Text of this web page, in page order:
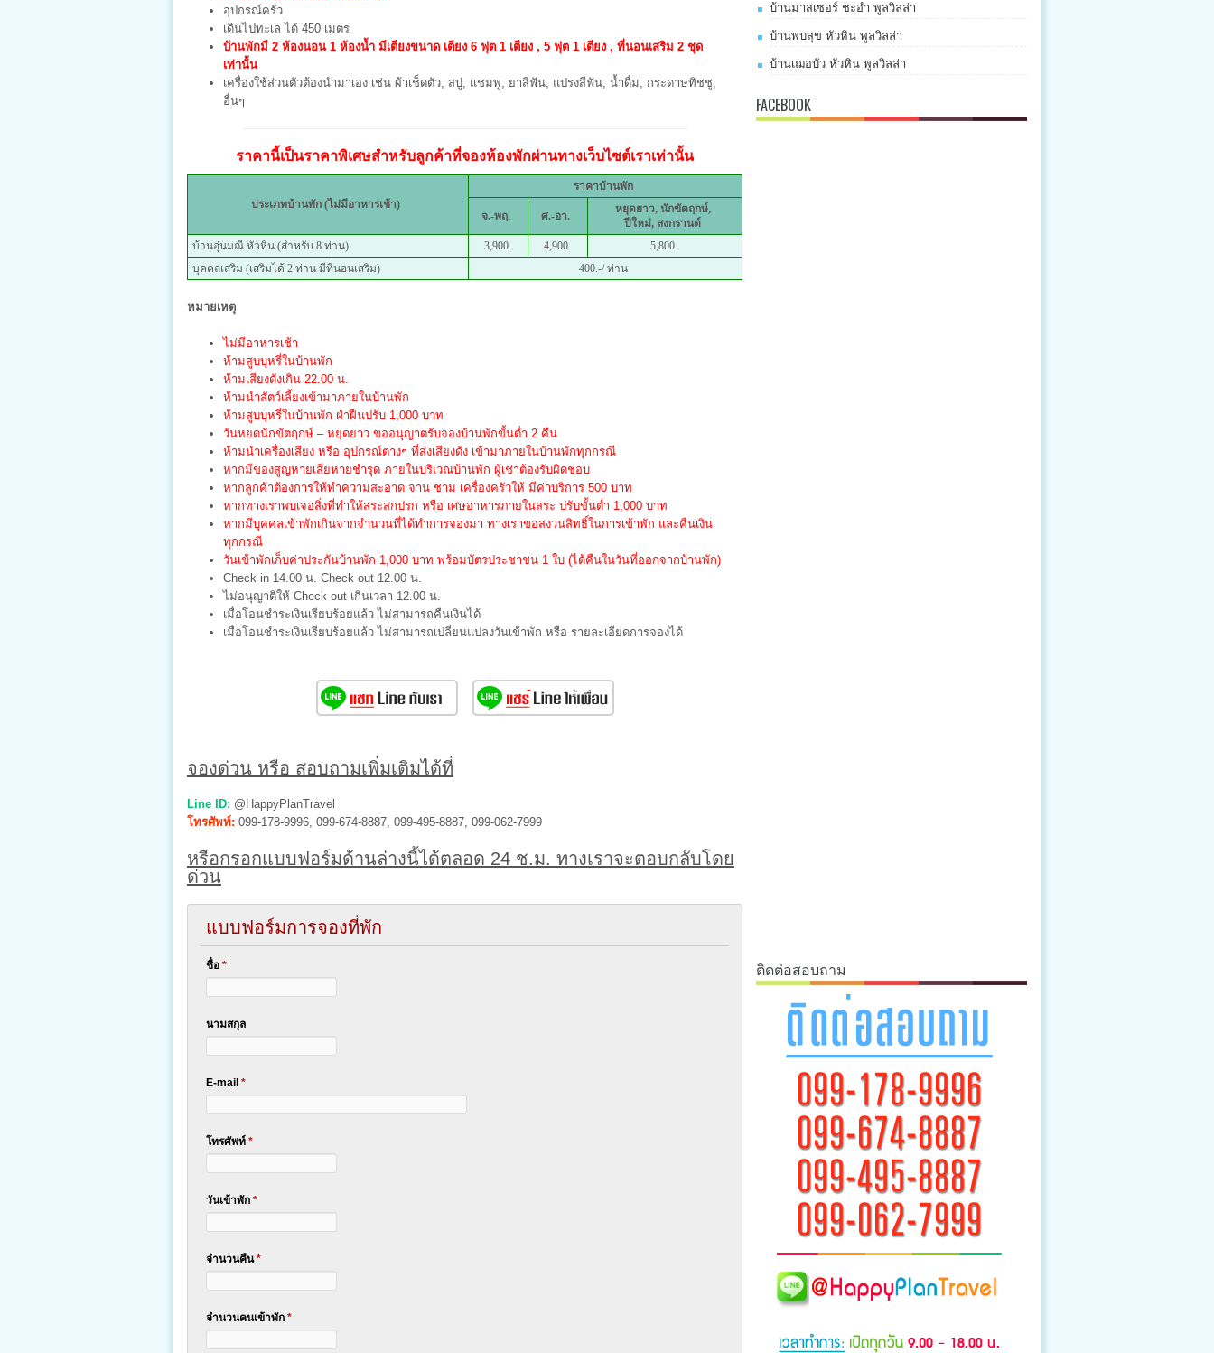
อุปกรณ์ครัว
เดินไปทะเล ได้ 450 เมตร
บ้านพักมี 2 ห้องนอน 1 ห้องน้ำ มีเตียงขนาด เตียง 6 ฟุต 1 เตียง , 5 ฟุต 1 เตียง , ที่นอนเสริม 2 ชุด
เท่านั้น
เครื่องใช้ส่วนตัวต้องนำมาเอง เช่น ผ้าเช็ดตัว, สบู่, แชมพู, ยาสีฟัน, แปรงสีฟัน, น้ำดื่ม, กระดาษทิชชู,
อื่นๆ
ราคานี้เป็นราคาพิเศษสำหรับลูกค้าที่จองห้องพักผ่านทางเว็บไซต์เราเท่านั้น
ประเภทบ้านพัก (ไม่มีอาหารเช้า)
ราคาบ้านพัก
จ.-พฤ. ศ.-อา.
หยุดยาว, นักขัตฤกษ์,
ปีใหม่, สงกรานต์
บ้านอุ่นมณี หัวหิน (สำหรับ 8 ท่าน)
3,900 4,900
5,800
บุคคลเสริม (เสริมได้ 2 ท่าน มีที่นอนเสริม)
400.-/ ท่าน
หมายเหตุ
ไม่มีอาหารเช้า
ห้ามสูบบุหรี่ในบ้านพัก
ห้ามเสียงดังเกิน 22.00 น.
ห้ามนำสัตว์เลี้ยงเข้ามาภายในบ้านพัก
ห้ามสูบบุหรี่ในบ้านพัก ฝ่าฝืนปรับ 1,000 บาท
วันหยดนักขัตฤกษ์ – หยุดยาว ขออนุญาตรับจองบ้านพักขั้นต่ำ 2 คืน
ห้ามนำเครื่องเสียง หรือ อุปกรณ์ต่างๆ ที่ส่งเสียงดัง เข้ามาภายในบ้านพักทุกกรณี
หากมีของสูญหายเสียหายชำรุด ภายในบริเวณบ้านพัก ผู้เช่าต้องรับผิดชอบ
หากลูกค้าต้องการให้ทำความสะอาด จาน ชาม เครื่องครัวให้ มีค่าบริการ 500 บาท
หากทางเราพบเจอสิ่งที่ทำให้สระสกปรก หรือ เศษอาหารภายในสระ ปรับขั้นต่ำ 1,000 บาท
หากมีบุคคลเข้าพักเกินจากจำนวนที่ได้ทำการจองมา ทางเราขอสงวนสิทธิ์ในการเข้าพัก และคืนเงิน
ทุกกรณี
วันเข้าพักเก็บค่าประกันบ้านพัก 1,000 บาท พร้อมบัตรประชาชน 1 ใบ (ได้คืนในวันที่ออกจากบ้านพัก)
Check in 14.00 น. Check out 12.00 น.
ไม่อนุญาติให้ Check out เกินเวลา 12.00 น.
เมื่อโอนชำระเงินเรียบร้อยแล้ว ไม่สามารถคืนเงินได้
เมื่อโอนชำระเงินเรียบร้อยแล้ว ไม่สามารถเปลี่ยนแปลงวันเข้าพัก หรือ รายละเอียดการจองได้
จองด่วน หรือ สอบถามเพิ่มเติมได้ที่
Line ID: @HappyPlanTravel
โทรศัพท์: 099-178-9996, 099-674-8887, 099-495-8887, 099-062-7999
หรือกรอกแบบฟอร์มด้านล่างนี้ได้ตลอด 24 ช.ม. ทางเราจะตอบกลับโดย
ด่วน
แบบฟอร์มการจองที่พัก
ชื่อ *
นามสกุล
E-mail *
โทรศัพท์ *
วันเข้าพัก *
จำนวนคืน*
จำนวนคนเข้าพัก *
บ้านมาสเซอร์ ชะอำ พูลวิลล่า
บ้านพบสุข หัวหิน พูลวิลล่า
บ้านเฌอบัว หัวหิน พูลวิลล่า
FACEBOOK
ติดต่อสอบถาม